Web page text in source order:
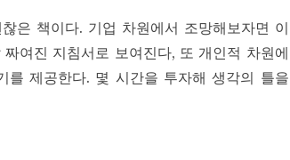
책이다. 기업 차원에서 조망해보자면 이
여진 지침서로 보여진다, 또 개인적 차원에
제공한다. 몇 시간을 투자해 생각의 틀을